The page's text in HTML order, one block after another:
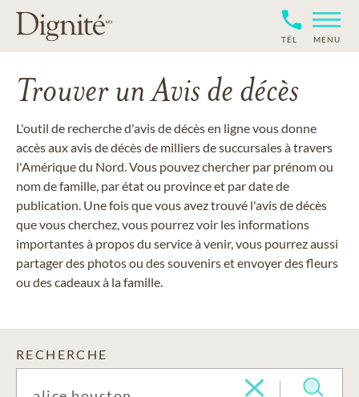
TÉL MENU
Trouver un Avis de décès
L'outil de recherche d'avis de décès en ligne vous donne
accès aux avis de décès de milliers de succursales à travers
l'Amérique du Nord. Vous pouvez chercher par prénom ou
nom de famille, par état ou province et par date de
publication. Une fois que vous avez trouvé l'avis de décès
que vous cherchez, vous pourrez voir les informations
importantes à propos du service à venir, vous pourrez aussi
partager des photos ou des souvenirs et envoyer des fleurs
ou des cadeaux à la famille.
RECHERCHE